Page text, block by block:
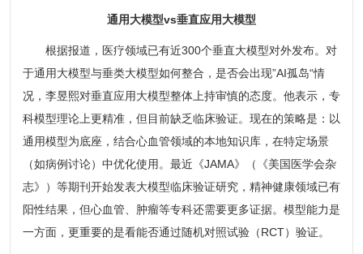
通用大模型vs垂直应用大模型
根据报道，医疗领域已有近300个垂直大模型对外发布。对
于通用大模型与垂类大模型如何整合，是否会出现”AI孤岛“情
况，李昱熙对垂直应用大模型整体上持审慎的态度。他表示，专
科模型理论上更精准，但目前缺乏临床验证。现在的策略是：以
通用模型为底座，结合心血管领域的本地知识库，在特定场景
（如病例讨论）中优化使用。最近《JAMA》（《美国医学会杂
志》）等期刊开始发表大模型临床验证研究，精神健康领域已有
阳性结果，但心血管、肿瘤等专科还需要更多证据。模型能力是
一方面，更重要的是看能否通过随机对照试验（RCT）验证。